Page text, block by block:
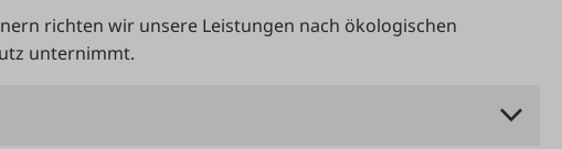
richten wir unsere Leistungen nach ökologischen
unternimmt.